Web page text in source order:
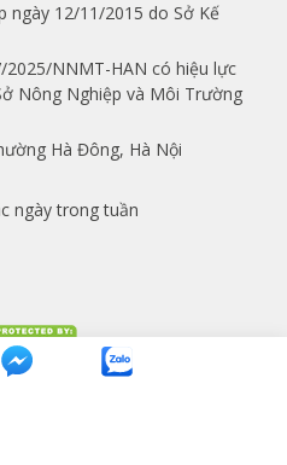
Facebook
Instagram
Youtube
Tiktok
Shopee
ngày 12/11/2015 do Sở Kế
2025/NNMT-HAN có hiệu lực
Nông Nghiệp và Môi Trường
Hà Đông, Hà Nội
ngày trong tuần